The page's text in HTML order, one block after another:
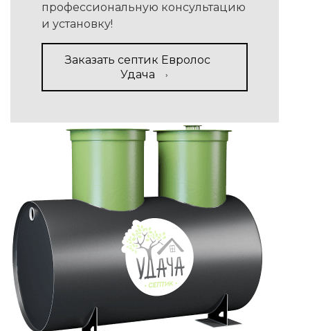
профессиональную консультацию
и установку!
Заказать септик Евролос
Удача